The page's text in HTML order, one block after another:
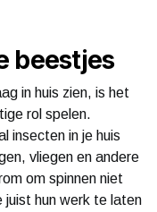
beestjes
in huis zien, is het
rol spelen.
insecten in je huis
vliegen en andere
om spinnen niet
hun werk te laten